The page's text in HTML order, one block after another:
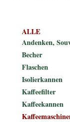
ALLE
Andenken,
Becher
Flaschen
Isolierkannen
Kaffeefilter
Kaffeekannen